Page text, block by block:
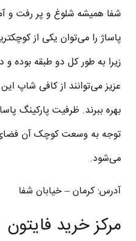
شفا همیشه شلوغ و پر رفت و
پاساژ را می‌توان یکی از
عزیز می‌توانند از کافی شاپ
توجه به وسعت کوچک آن
می‌شود.
آدرس: کرمان – خیابان شفا
مرکز خرید فایتون